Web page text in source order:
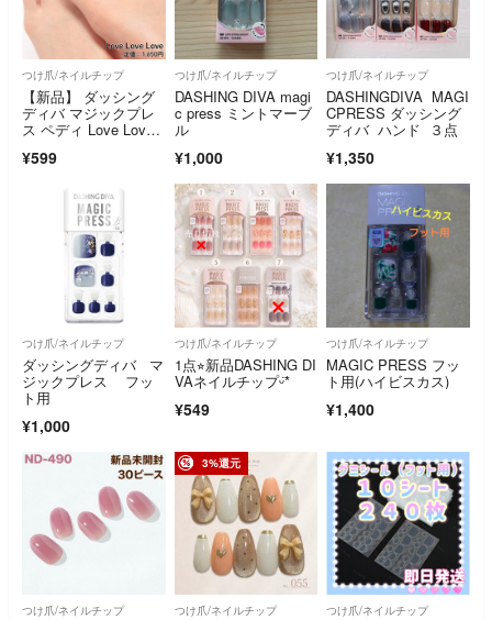
つけ爪/ネイルチップ
【新品】 ダッシング
ディバ マジックプレ
ス ペディ Love Lov
¥599
つけ爪/ネイルチップ
DASHING DIVA magi
c press ミントマーブ
ル
¥1,000
つけ爪/ネイルチップ
DASHINGDIVA MAGI
CPRESS ダッシング
ディバ ハンド ３点
¥1,350
つけ爪/ネイルチップ
ダッシングディバ マ
ジックプレス フッ
ト用
¥1,000
つけ爪/ネイルチップ
1点⭐︎新品DASHING DI
VAネイルチップᵕ̈*
¥549
つけ爪/ネイルチップ
MAGIC PRESS フッ
ト用(ハイビスカス)
¥1,400
つけ爪/ネイルチップ
3%還元
つけ爪/ネイルチップ つけ爪/ネイルチップ